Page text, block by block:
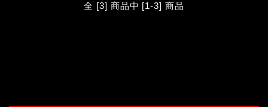
全 [3] 商品中 [1-3] 商品